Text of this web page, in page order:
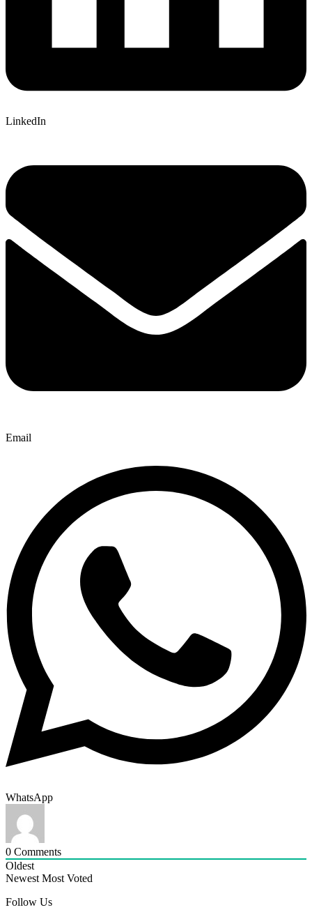
LinkedIn
Email
WhatsApp
0 Comments
Oldest
Newest Most Voted
Follow Us